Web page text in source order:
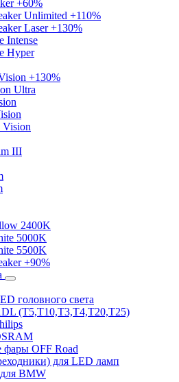
+60%
Unlimited +110%
Laser +130%
Intense
Hyper
+130%
Ultra
Vision
III
2400K
5000K
5500K
+90%
головного света
(T5,T10,T3,T4,T20,T25)
фары OFF Road
для LED ламп
BMW